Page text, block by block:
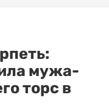
мужа-
торс в